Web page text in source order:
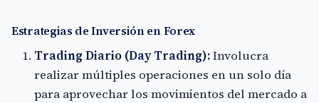
Estrategias de Inversión en Forex
Trading Diario (Day Trading):Involucra
realizar múltiples operaciones en un solo día
para aprovechar los movimientos del mercado a